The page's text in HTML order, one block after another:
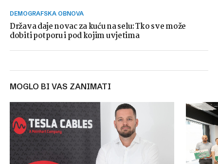
DEMOGRAFSKA OBNOVA
Država daje novac za kuću na selu: Tko sve može
dobiti potporu i pod kojim uvjetima
MOGLO BI VAS ZANIMATI